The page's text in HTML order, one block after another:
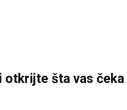
i otkrijte šta vas čeka